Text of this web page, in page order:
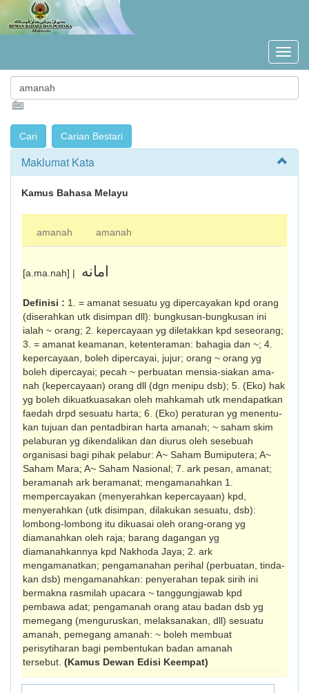
Maklumat Kata
Kamus Bahasa Melayu
amanah amanah
[a.ma.nah] | امانه
Definisi : 1. = amanat sesuatu yg dipercayakan kpd orang
(diserahkan utk disimpan dll): bungkusan-bungkusan ini
ialah ~ orang; 2. kepercayaan yg diletakkan kpd seseorang;
3. = amanat keamanan, ketenteraman: baha­gia dan ~; 4.
kepercayaan, boleh dipercayai, jujur; orang ~ orang yg
boleh dipercayai; pecah ~ perbuatan mensia-siakan ama­
nah (kepercayaan) orang dll (dgn menipu dsb); 5. (Eko) hak
yg boleh dikuatkuasakan oleh mah­kamah utk mendapatkan
faedah drpd sesuatu harta; 6. (Eko) peraturan yg menen­tu­
kan tujuan dan pentadbiran harta amanah; ~ saham skim
pelaburan yg dikendalikan dan diurus oleh sesebuah
organisasi bagi pihak pelabur: A~ Saham Bumiputera; A~
Saham Mara; A~ Saham Nasional; 7. ark pesan, amanat;
beramanah ark beramanat; mengamanahkan 1.
mempercayakan (me­nye­rah­kan kepercayaan) kpd,
menyerahkan (utk disimpan, dilakukan sesuatu, dsb):
lombong-lombong itu dikuasai oleh orang-orang yg
diamanahkan oleh raja; barang dagangan yg
diamanahkannya kpd Nakho­da Jaya; 2. ark
mengamanatkan; pengamanahan perihal (perbuatan, tinda­
kan dsb) mengamanahkan: penyerahan tepak sirih ini
bermakna rasmilah upacara ~ tanggungjawab kpd
pembawa adat; pengamanah orang atau badan dsb yg
memegang (menguruskan, melaksanakan, dll) sesuatu
amanah, pemegang amanah: ~ boleh membuat
perisytiharan bagi pembentukan badan amanah
tersebut. (Kamus Dewan Edisi Keempat)